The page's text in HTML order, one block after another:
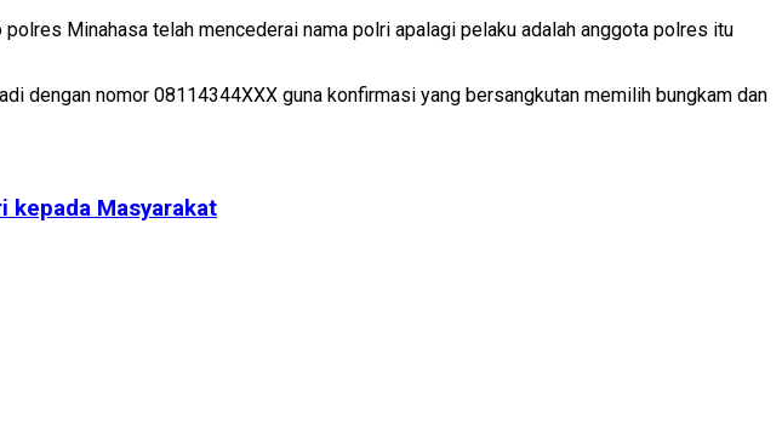
Minahasa telah mencederai nama polri apalagi pelaku adalah anggota polres itu
dengan nomor 08114344XXX guna konfirmasi yang bersangkutan memilih bungkam dan
kepada Masyarakat